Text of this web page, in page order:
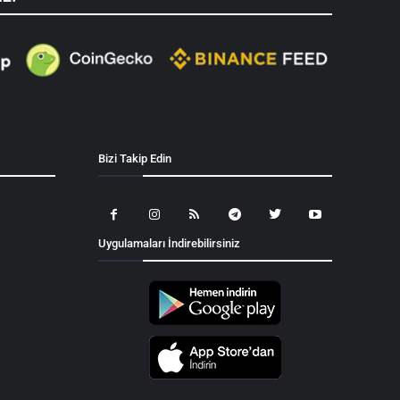
Bizi Takip Edin
Uygulamaları İndirebilirsiniz